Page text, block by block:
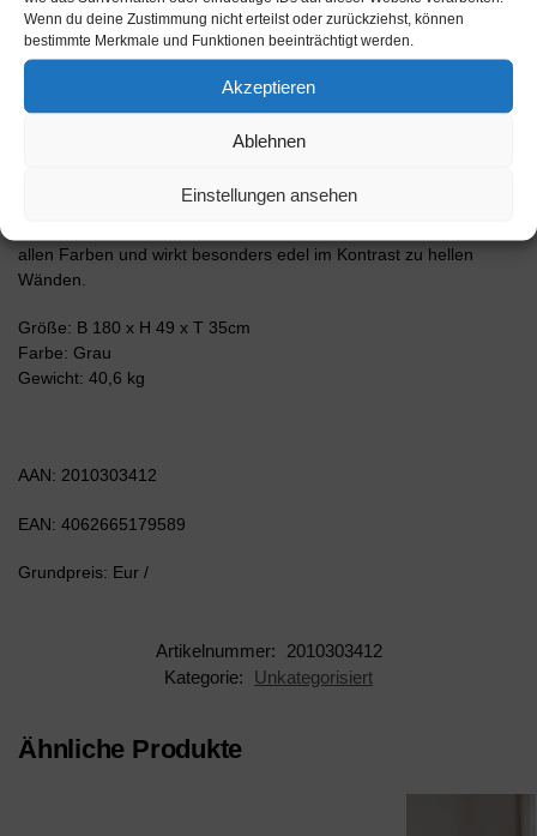
Wenn du deine Zustimmung nicht erteilst oder zurückziehst, können
bestimmte Merkmale und Funktionen beeinträchtigt werden.
Akzeptieren
Ablehnen
Einstellungen ansehen
grafischen Darstellungen und Illustrationen einfach und schnell.
Der Versand erfolgt innerhalb von 2-3 Werktagen. Dieses
Lowboard hat Gesamt-Maße von 180x49x35cm. Viel Platz, eine
leere Wand, kein passendes Möbelstück? Mit der Gesamtlänge
Einsatzmöglichkeiten. Die Frontfarbe Hochglanz Graphit Grau ist
geeignet. Anthrazit, dunkelgrau oder granit – diese Farbtöne
allen Farben und wirkt besonders edel im Kontrast zu hellen
Wänden.
Größe: B 180 x H 49 x T 35cm
Farbe: Grau
Gewicht: 40,6 kg
AAN: 2010303412
EAN: 4062665179589
Grundpreis: Eur /
Artikelnummer:
2010303412
Kategorie:
Unkategorisiert
Ähnliche Produkte